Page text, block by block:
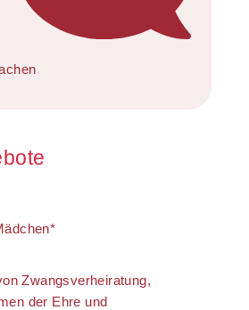
Zwangsverheiratung,
der Ehre und